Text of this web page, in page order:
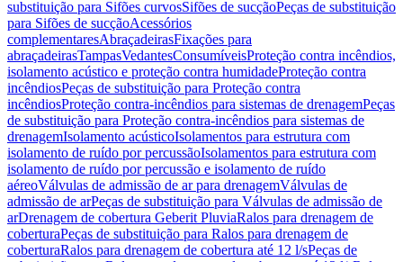
substituição para Sifões curvosSifões de sucçãoPeças de substituição
para Sifões de sucçãoAcessórios
complementaresAbraçadeirasFixações para
abraçadeirasTampasVedantesConsumíveisProteção contra incêndios,
isolamento acústico e proteção contra humidadeProteção contra
incêndiosPeças de substituição para Proteção contra
incêndiosProteção contra-incêndios para sistemas de drenagemPeças
de substituição para Proteção contra-incêndios para sistemas de
drenagemIsolamento acústicoIsolamentos para estrutura com
isolamento de ruído por percussãoIsolamentos para estrutura com
isolamento de ruído por percussão e isolamento de ruído
aéreoVálvulas de admissão de ar para drenagemVálvulas de
admissão de arPeças de substituição para Válvulas de admissão de
arDrenagem de cobertura Geberit PluviaRalos para drenagem de
coberturaPeças de substituição para Ralos para drenagem de
coberturaRalos para drenagem de cobertura até 12 l/sPeças de